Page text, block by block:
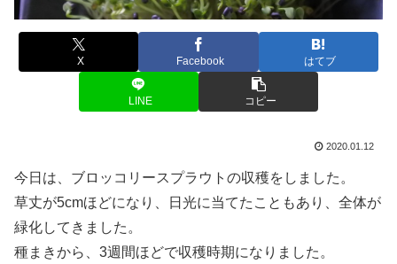
X Facebook はてブ
LINE コピー
2020.01.12
今日は、ブロッコリースプラウトの収穫をしました。
草丈が5cmほどになり、日光に当てたこともあり、全体が
緑化してきました。
種まきから、3週間ほどで収穫時期になりました。